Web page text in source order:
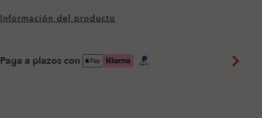
Información del producto
Paga a plazos con